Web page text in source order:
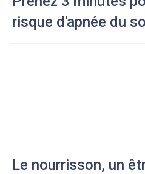
risque d'apnée du
Le nourrisson, un